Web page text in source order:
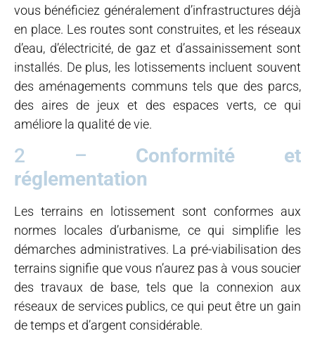
vous bénéficiez généralement d’infrastructures déjà
en place. Les routes sont construites, et les réseaux
d’eau, d’électricité, de gaz et d’assainissement sont
installés. De plus, les lotissements incluent souvent
des aménagements communs tels que des parcs,
des aires de jeux et des espaces verts, ce qui
améliore la qualité de vie.
2 – Conformité et
réglementation
Les terrains en lotissement sont conformes aux
normes locales d’urbanisme, ce qui simplifie les
démarches administratives. La pré-viabilisation des
terrains signifie que vous n’aurez pas à vous soucier
des travaux de base, tels que la connexion aux
réseaux de services publics, ce qui peut être un gain
de temps et d’argent considérable.